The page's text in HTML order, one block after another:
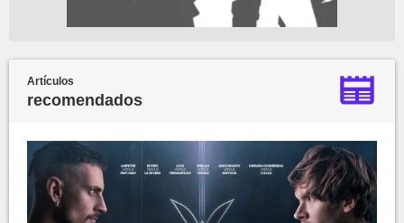
Artículos
recomendados